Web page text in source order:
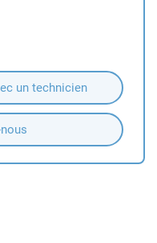
un technicien